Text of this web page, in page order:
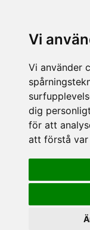
Vi
Vi använder
dig
för att
att förstå var